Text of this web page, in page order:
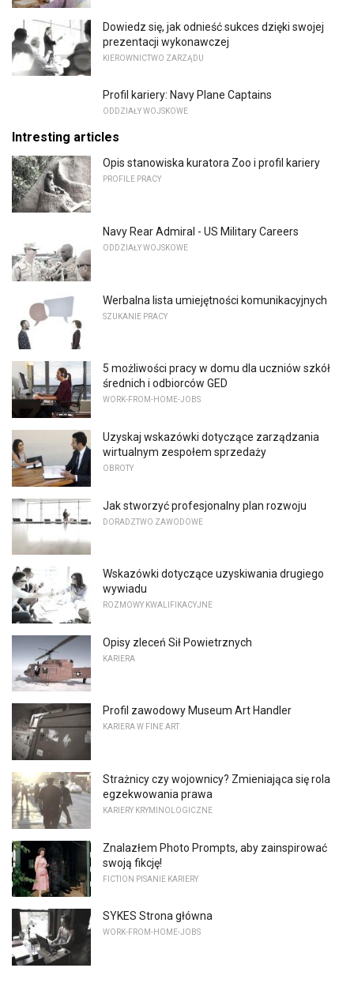
Dowiedz się, jak odnieść sukces dzięki swojej
prezentacji wykonawczej
KIEROWNICTWO ZARZĄDU
Profil kariery: Navy Plane Captains
ODDZIAŁY WOJSKOWE
Intresting articles
Opis stanowiska kuratora Zoo i profil kariery
PROFILE PRACY
Navy Rear Admiral - US Military Careers
ODDZIAŁY WOJSKOWE
Werbalna lista umiejętności komunikacyjnych
SZUKANIE PRACY
5 możliwości pracy w domu dla uczniów szkół
średnich i odbiorców GED
WORK-FROM-HOME-JOBS
Uzyskaj wskazówki dotyczące zarządzania
wirtualnym zespołem sprzedaży
OBROTY
Jak stworzyć profesjonalny plan rozwoju
DORADZTWO ZAWODOWE
Wskazówki dotyczące uzyskiwania drugiego
wywiadu
ROZMOWY KWALIFIKACYJNE
Opisy zleceń Sił Powietrznych
KARIERA
Profil zawodowy Museum Art Handler
KARIERA W FINE ART
Strażnicy czy wojownicy? Zmieniająca się rola
egzekwowania prawa
KARIERY KRYMINOLOGICZNE
Znalazłem Photo Prompts, aby zainspirować
swoją fikcję!
FICTION PISANIE KARIERY
SYKES Strona główna
WORK-FROM-HOME-JOBS